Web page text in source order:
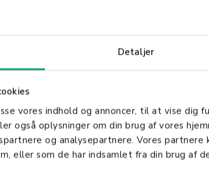
Detaljer
vores indhold og annoncer, til at vise dig
også oplysninger om din brug af vores
og analysepartnere. Vores partnere
eller som de har indsamlet fra din brug af
tjenester som gjør det enkelt
populære betalingsapper og
avgjørende rolle i å muliggjøre
omfattende utvalg av produkter og
både i fysiske butikker og
og tjenester for fakturabehandling.